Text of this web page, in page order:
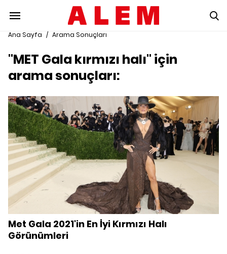
Ana Sayfa / Arama Sonuçları
"MET Gala kırmızı halı" için
arama sonuçları:
Met Gala 2021'in En İyi Kırmızı Halı
Görünümleri